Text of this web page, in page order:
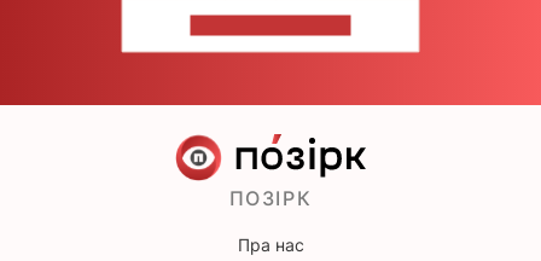
ПОЗІРК
Пра нас